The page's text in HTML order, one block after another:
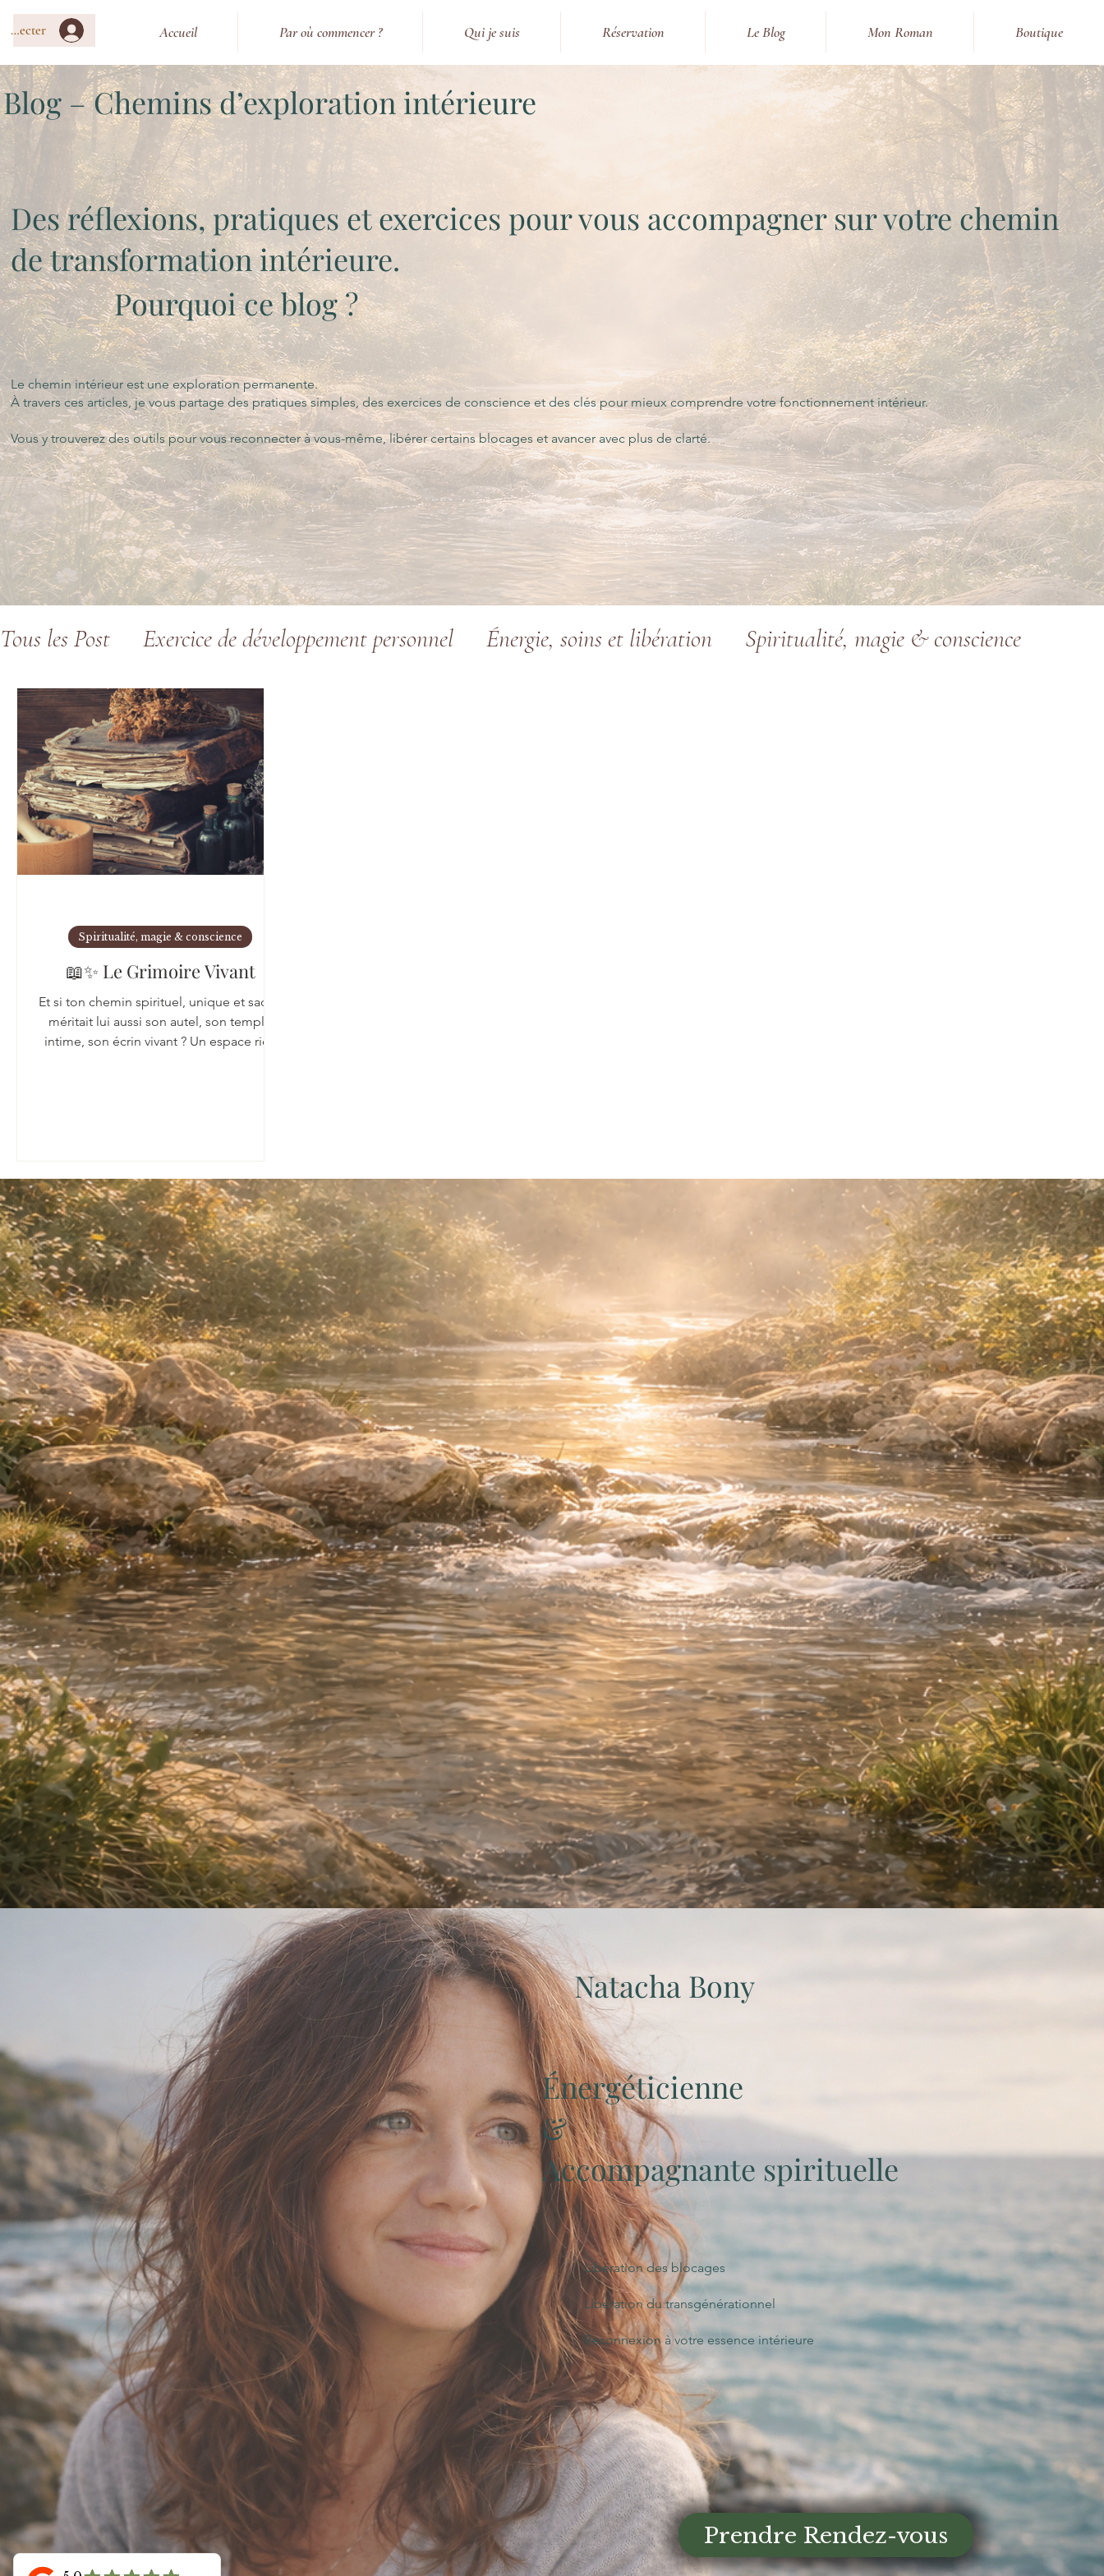
Accueil Par où commencer ? Qui je suis Réservation Le Blog Mon Roman Boutique
Blog – Chemins d’exploration intérieure
Des réflexions, pratiques et exercices pour vous accompagner sur votre chemin
de transformation intérieure.
Pourquoi ce blog ?
Le chemin intérieur est une exploration permanente.
À travers ces articles, je vous partage des pratiques simples, des exercices de conscience et des clés pour mieux comprendre votre fonctionnement intérieur.
Vous y trouverez des outils pour vous reconnecter à vous-même, libérer certains blocages et avancer avec plus de clarté.
Tous les Post Exercice de développement personnel Énergie, soins et libération Spiritualité, magie & conscience
📖✨ Le Grimoire Vivant
Et si ton chemin spirituel, unique et sacré,
méritait lui aussi son autel, son temple
intime, son écrin vivant ? Un espace rien
Spiritualité, magie & conscience
Natacha Bony
Prendre Rendez-vous
Énergéticienne
&
Accompagnante spirituelle
Libération des blocages
Libération du transgénérationnel
Reconnexion à votre essence intérieure